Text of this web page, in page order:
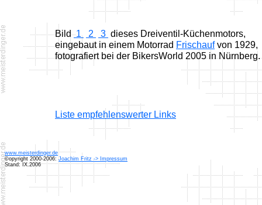
Bild1 2 3 dieses Dreiventil-Küchenmotors,
eingebaut in einem Motorrad Frischaufvon 1929,
fotografiert bei der BikersWorld 2005 in Nürnberg.
Liste empfehlenswerter Links
www.meisterdinger.de
©opyright 2000-2006: Joachim Fritz -> Impressum
Stand: IX.2006